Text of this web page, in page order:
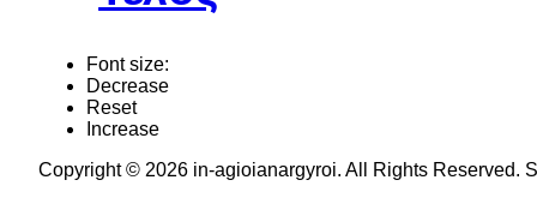
Font size:
Decrease
Reset
Increase
Copyright © 2026 in-agioianargyroi. All Rights Reserved.